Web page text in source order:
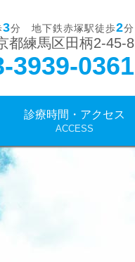
3分 地下鉄赤塚駅徒歩2分
都練馬区田柄2-45-8
3939-0361
診療時間・アクセス
ACCESS